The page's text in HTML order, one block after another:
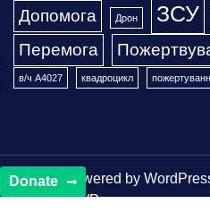
Donate
Допомога Дрон ЗСУ
Перемога
в/ч А4027 квадроцикл
Proudly powered by
byWalkerWP.